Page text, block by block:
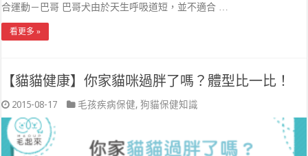
合運動－巴哥 巴哥犬由於天生呼吸道短，並不適合 …
看更多 »
【貓貓健康】你家貓咪過胖了嗎？體型比一比！
2015-08-17 毛孩疾病保健,狗貓保健知識